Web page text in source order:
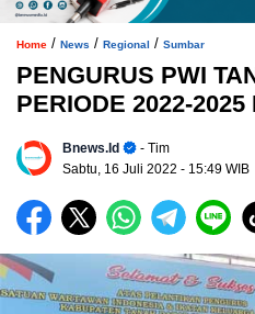
Home / News / Regional / Sumbar
PENGURUS PWI
PERIODE 2022-
Bnews.id
- Tim
Sabtu, 16 Juli 2022 - 15:49 WIB